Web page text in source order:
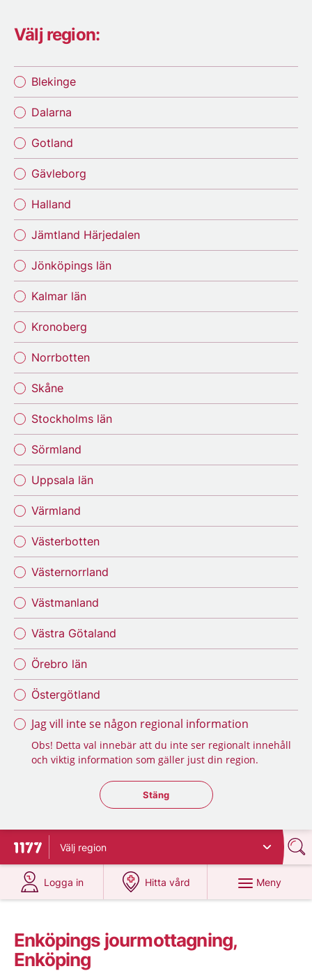
Välj region:
Blekinge
Dalarna
Gotland
Gävleborg
Halland
Jämtland Härjedalen
Jönköpings län
Kalmar län
Kronoberg
Norrbotten
Skåne
Stockholms län
Sörmland
Uppsala län
Värmland
Västerbotten
Västernorrland
Västmanland
Västra Götaland
Örebro län
Östergötland
Jag vill inte se någon regional information
Obs! Detta val innebär att du inte ser regionalt innehåll
och viktig information som gäller just din region.
Stäng regionsväljaren
Stäng
Till startsidan för 1177
Välj region
Logga in
på 1177.se
Hitta vård
på 1177.se
Meny
Enköpings jourmottagning,
Enköping